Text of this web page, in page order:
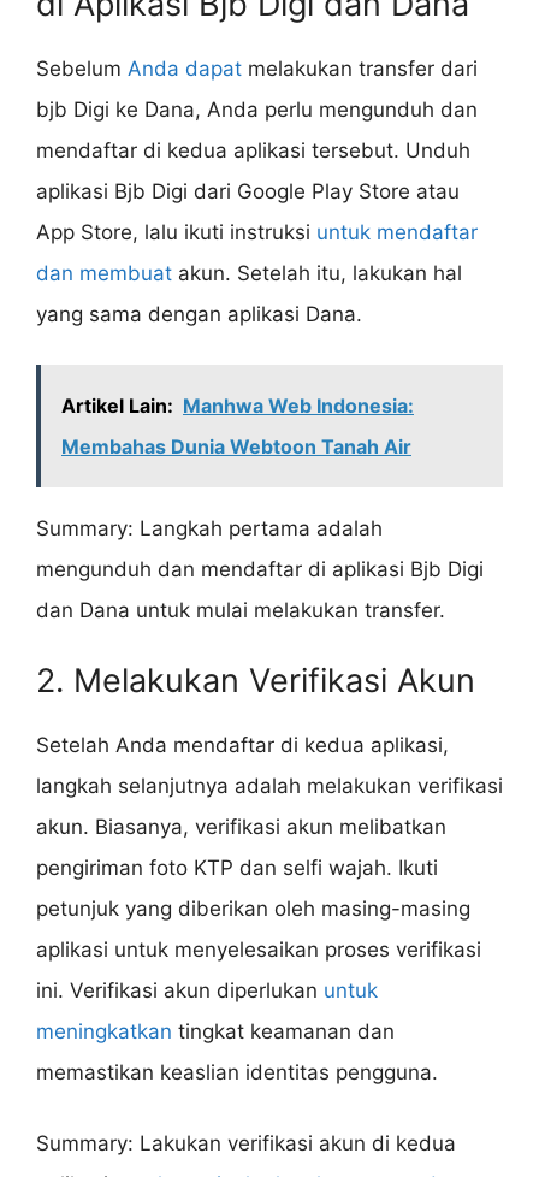
Sebelum Anda dapat melakukan transfer dari
bjb Digi ke Dana, Anda perlu mengunduh dan
mendaftar di kedua aplikasi tersebut. Unduh
aplikasi Bjb Digi dari Google Play Store atau
App Store, lalu ikuti instruksi untuk mendaftar
dan membuat akun. Setelah itu, lakukan hal
yang sama dengan aplikasi Dana.
Artikel Lain: Manhwa Web Indonesia:
Membahas Dunia Webtoon Tanah Air
Summary: Langkah pertama adalah
mengunduh dan mendaftar di aplikasi Bjb Digi
dan Dana untuk mulai melakukan transfer.
2. Melakukan Verifikasi Akun
Setelah Anda mendaftar di kedua aplikasi,
langkah selanjutnya adalah melakukan verifikasi
akun. Biasanya, verifikasi akun melibatkan
pengiriman foto KTP dan selfi wajah. Ikuti
petunjuk yang diberikan oleh masing-masing
aplikasi untuk menyelesaikan proses verifikasi
ini. Verifikasi akun diperlukan untuk
meningkatkan tingkat keamanan dan
memastikan keaslian identitas pengguna.
Summary: Lakukan verifikasi akun di kedua